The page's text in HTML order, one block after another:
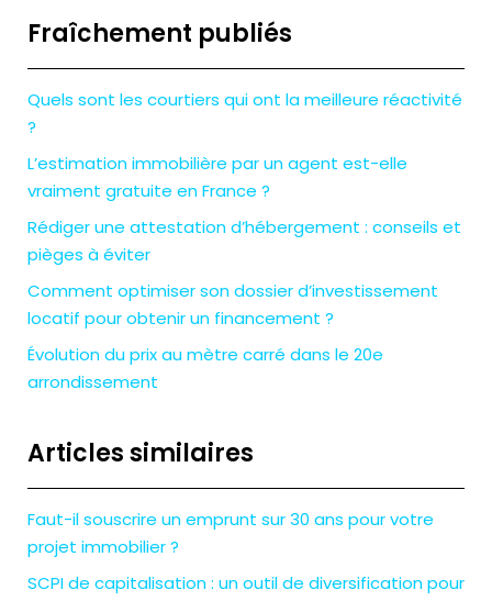
Fraîchement publiés
Quels sont les courtiers qui ont la meilleure réactivité
?
L’estimation immobilière par un agent est-elle
vraiment gratuite en France ?
Rédiger une attestation d’hébergement : conseils et
pièges à éviter
Comment optimiser son dossier d’investissement
locatif pour obtenir un financement ?
Évolution du prix au mètre carré dans le 20e
arrondissement
Articles similaires
Faut-il souscrire un emprunt sur 30 ans pour votre
projet immobilier ?
SCPI de capitalisation : un outil de diversification pour